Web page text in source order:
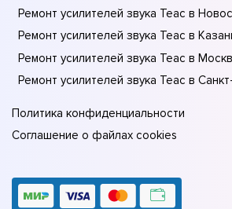
Ремонт усилителей звука Teac в
Ремонт усилителей звука Teac в
Ремонт усилителей звука Teac в
Ремонт усилителей звука Teac в
Политика конфиденциальности
Соглашение о файлах cookies